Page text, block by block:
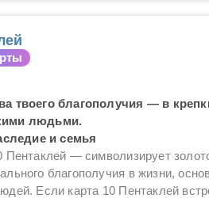
твоего благополучия — в
людьми.
и семья
Пентаклей — символизирует
благополучия в жизни,
Если карта 10 Пентаклей